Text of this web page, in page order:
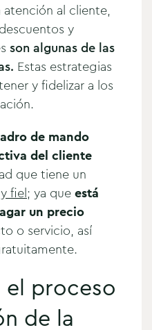
al cliente,
y
son algunas de las
Estas estrategias
y fidelizar a los
de mando
del cliente
que tiene un
fiel; ya queestá
un precio
o servicio, así
el proceso
de la